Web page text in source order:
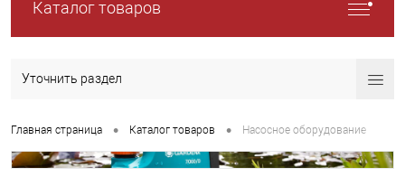
Каталог товаров
Уточнить раздел
Главная страница • Каталог товаров • Насосное оборудование